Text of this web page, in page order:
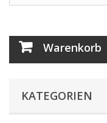
Warenkorb
KATEGORIEN